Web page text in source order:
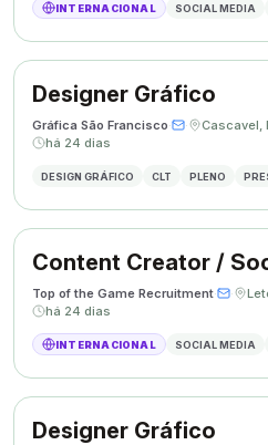
INTERNACIONAL SOCIAL MEDIA
Designer Gráfico
Gráfica São Francisco· · Cascavel,
há 24 dias
DESIGN GRÁFICO CLT PLENO
Content Creator /
Top of the Game Recruitment· ·
há 24 dias
INTERNACIONAL SOCIAL MEDIA
Designer Gráfico